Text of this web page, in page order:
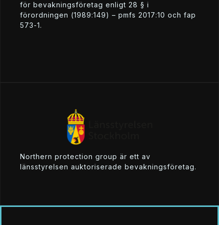
för bevakningsföretag enligt 28 § i
förordningen (1989:149) – pmfs 2017:10 och fap
573-1.
northern protection group är ett av
länsstyrelsen auktoriserade bevakningsföretag.